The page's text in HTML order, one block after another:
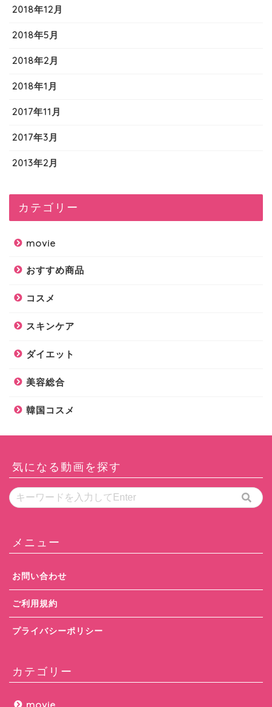
2018年12月
2018年5月
2018年2月
2018年1月
2017年11月
2017年3月
2013年2月
カテゴリー
movie
おすすめ商品
コスメ
スキンケア
ダイエット
美容総合
韓国コスメ
気になる動画を探す
メニュー
お問い合わせ
ご利用規約
プライバシーポリシー
カテゴリー